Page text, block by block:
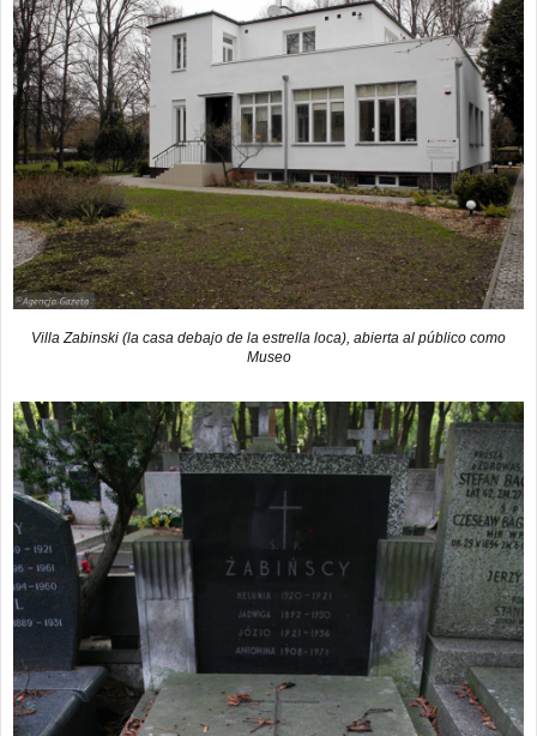
Villa Zabinski (la casa debajo de la estrella loca), abierta al público como
Museo